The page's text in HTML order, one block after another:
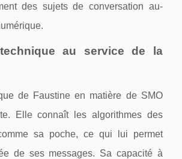
des sujets de conversation au-
au service de la
de Faustine en matière de SMO
Elle connaît les algorithmes des
sa poche, ce qui lui permet
de ses messages. Sa capacité à